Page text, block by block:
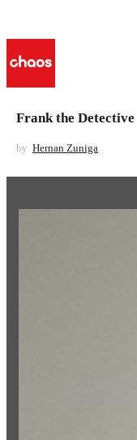
Frank the Detective
by Hernan Zuniga